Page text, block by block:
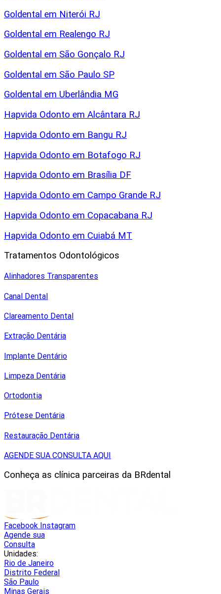
Goldental em Niterói RJ
Goldental em Realengo RJ
Goldental em São Gonçalo RJ
Goldental em São Paulo SP
Goldental em Uberlândia MG
Hapvida Odonto em Alcântara RJ
Hapvida Odonto em Bangu RJ
Hapvida Odonto em Botafogo RJ
Hapvida Odonto em Brasília DF
Hapvida Odonto em Campo Grande RJ
Hapvida Odonto em Copacabana RJ
Hapvida Odonto em Cuiabá MT
Tratamentos Odontológicos
Alinhadores Transparentes
Canal Dental
Clareamento Dental
Extração Dentária
Implante Dentário
Limpeza Dentária
Ortodontia
Prótese Dentária
Restauração Dentária
AGENDE SUA CONSULTA AQUI
Conheça as clínica parceiras da BRdental
Facebook Instagram
Agende sua
Consulta
Unidades:
Rio de Janeiro
Distrito Federal
São Paulo
Minas Gerais